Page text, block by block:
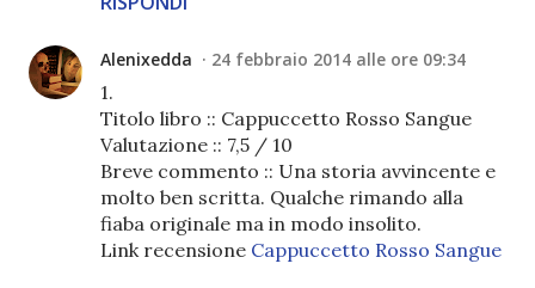
Alenixedda 24 febbraio 2014 alle ore 09:34
1.
Titolo libro :: Cappuccetto Rosso Sangue
Valutazione :: 7,5 / 10
Breve commento :: Una storia avvincente e
molto ben scritta. Qualche rimando alla
fiaba originale ma in modo insolito.
Link recensione Cappuccetto Rosso Sangue